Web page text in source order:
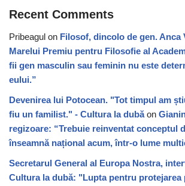
Recent Comments
Pribeagul on Filosof, dincolo de gen. Anca
Marelui Premiu pentru Filosofie al
fii gen masculin sau feminin nu este
eului.”
Devenirea lui Potocean. "Tot timpul am
fiu un familist." - Cultura la dubăon
regizoare: “Trebuie reinventat conceptul
înseamnă național acum, într-o lume
Secretarul General al Europa Nostra,
Cultura la dubă: "Lupta pentru